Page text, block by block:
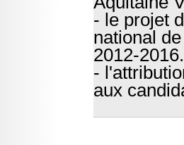
- le projet
national
2012-2016.
-
aux